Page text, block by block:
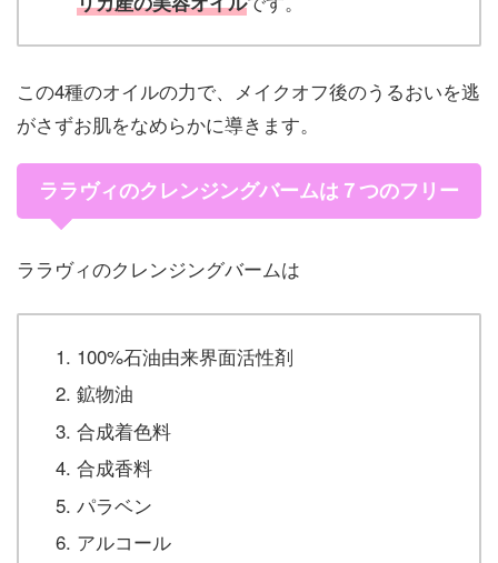
この4種のオイルの力で、メイクオフ後のうるおいを逃
がさずお肌をなめらかに導きます。
ララヴィのクレンジングバームは７つのフリー
ララヴィのクレンジングバームは
100%石油由来界面活性剤
鉱物油
合成着色料
合成香料
パラベン
アルコール